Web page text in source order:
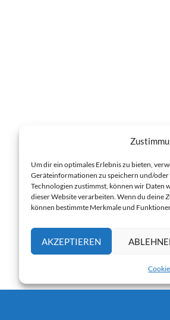
Um dir ein optimales Erlebnis zu bieten,
Geräteinformationen zu speichern und/
Technologien zustimmst, können wir Daten
dieser Website verarbeiten. Wenn du deine
können bestimmte Merkmale und
AKZEPTIEREN